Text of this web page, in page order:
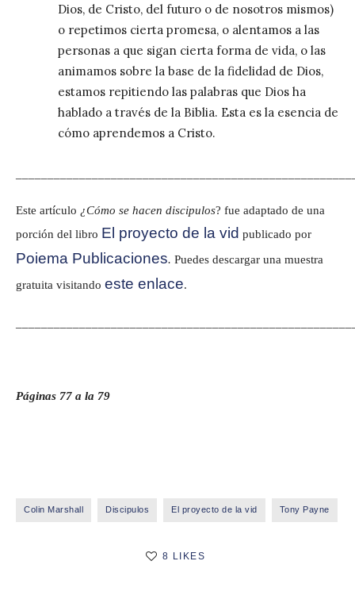
Dios, de Cristo, del futuro o de nosotros mismos)
o repetimos cierta promesa, o alentamos a las
personas a que sigan cierta forma de vida, o las
animamos sobre la base de la fidelidad de Dios,
estamos repitiendo las palabras que Dios ha
hablado a través de la Biblia. Esta es la esencia de
cómo aprendemos a Cristo.
Este artículo ¿Cómo se hacen discipulos? fue adaptado de una
porción del libro El proyecto de la vid publicado por
Poiema Publicaciones. Puedes descargar una muestra
gratuita visitando este enlace.
Páginas 77 a la 79
Colin Marshall Discipulos El proyecto de la vid Tony Payne
8 LIKES